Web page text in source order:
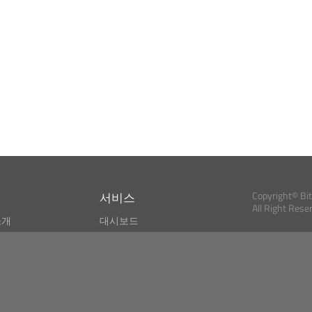
서비스
대시보드
Copyright©
All Right